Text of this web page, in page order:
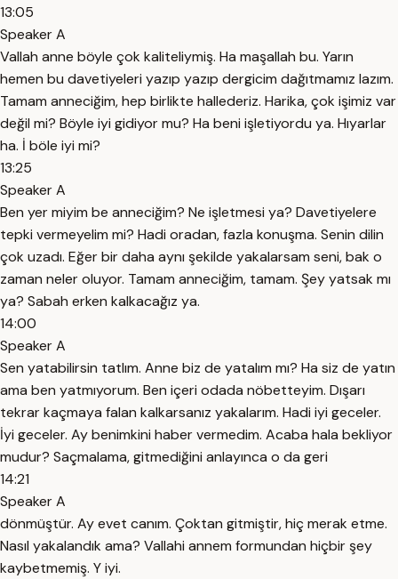
13:05
Speaker A
Vallah anne böyle çok kaliteliymiş. Ha maşallah bu. Yarın
hemen bu davetiyeleri yazıp yazıp dergicim dağıtmamız lazım.
Tamam anneciğim, hep birlikte hallederiz. Harika, çok işimiz var
değil mi? Böyle iyi gidiyor mu? Ha beni işletiyordu ya. Hıyarlar
ha. İ böle iyi mi?
13:25
Speaker A
Ben yer miyim be anneciğim? Ne işletmesi ya? Davetiyelere
tepki vermeyelim mi? Hadi oradan, fazla konuşma. Senin dilin
çok uzadı. Eğer bir daha aynı şekilde yakalarsam seni, bak o
zaman neler oluyor. Tamam anneciğim, tamam. Şey yatsak mı
ya? Sabah erken kalkacağız ya.
14:00
Speaker A
Sen yatabilirsin tatlım. Anne biz de yatalım mı? Ha siz de yatın
ama ben yatmıyorum. Ben içeri odada nöbetteyim. Dışarı
tekrar kaçmaya falan kalkarsanız yakalarım. Hadi iyi geceler.
İyi geceler. Ay benimkini haber vermedim. Acaba hala bekliyor
mudur? Saçmalama, gitmediğini anlayınca o da geri
14:21
Speaker A
dönmüştür. Ay evet canım. Çoktan gitmiştir, hiç merak etme.
Nasıl yakalandık ama? Vallahi annem formundan hiçbir şey
kaybetmemiş. Y iyi.